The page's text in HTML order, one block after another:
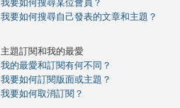
我要如何搜尋某位會員？
我要如何搜尋自己發表的文章和主題？
主題訂閱和我的最愛
我的最愛和訂閱有何不同？
我要如何訂閱版面或主題？
我要如何取消訂閱？